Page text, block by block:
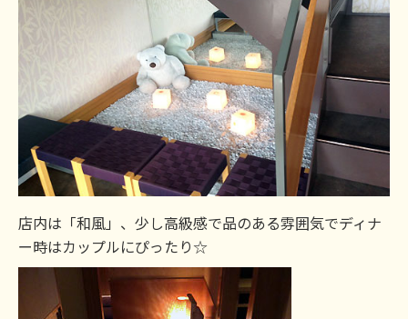
店内は「和風」、少し高級感で品のある雰囲気でディナ
ー時はカップルにぴったり☆